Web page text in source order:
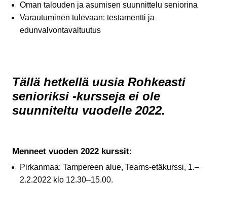
Oman talouden ja asumisen suunnittelu seniorina
Varautuminen tulevaan: testamentti ja
edunvalvontavaltuutus
Tällä hetkellä uusia Rohkeasti
senioriksi -kursseja ei ole
suunniteltu vuodelle 2022.
Menneet vuoden 2022 kurssit:
Pirkanmaa: Tampereen alue, Teams-etäkurssi, 1.–
2.2.2022 klo 12.30–15.00.